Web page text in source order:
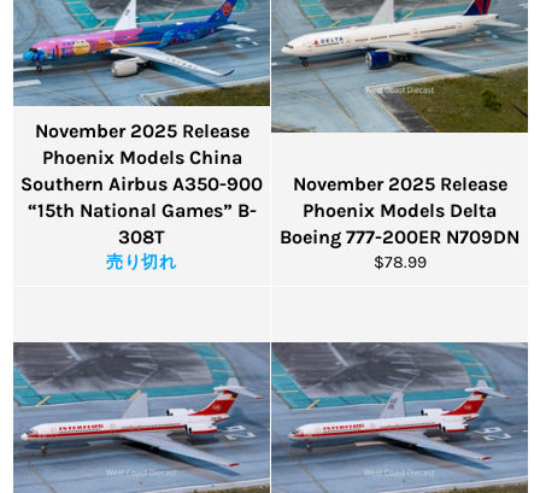
November 2025 Release
Phoenix Models China
Southern Airbus A350-900
“15th National Games” B-
308T
売り切れ
November 2025 Release
Phoenix Models Delta
Boeing 777-200ER N709DN
通
$78.99